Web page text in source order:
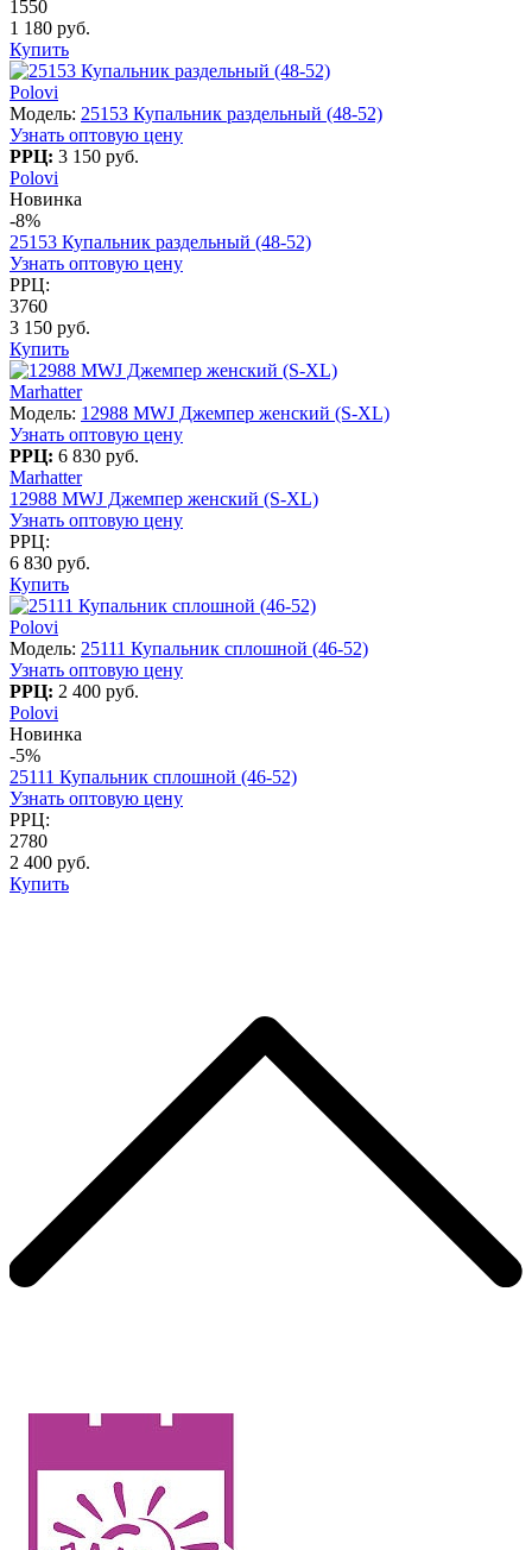
1550
1 180 руб.
Купить
Polovi
Модель: 25153 Купальник раздельный (48-52)
Узнать оптовую цену
РРЦ: 3 150 руб.
Polovi
Новинка
-8%
25153 Купальник раздельный (48-52)
Узнать оптовую цену
РРЦ:
3760
3 150 руб.
Купить
Marhatter
Модель: 12988 MWJ Джемпер женский (S-XL)
Узнать оптовую цену
РРЦ: 6 830 руб.
Marhatter
12988 MWJ Джемпер женский (S-XL)
Узнать оптовую цену
РРЦ:
6 830 руб.
Купить
Polovi
Модель: 25111 Купальник сплошной (46-52)
Узнать оптовую цену
РРЦ: 2 400 руб.
Polovi
Новинка
-5%
25111 Купальник сплошной (46-52)
Узнать оптовую цену
РРЦ:
2780
2 400 руб.
Купить